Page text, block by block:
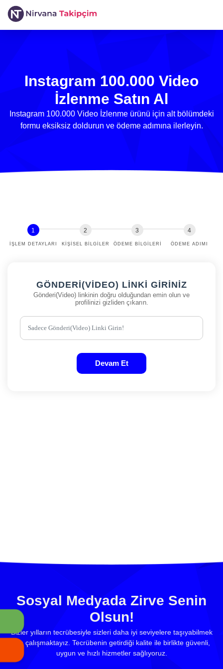
Instagram 100.000 Video
İzlenme Satın Al
Instagram 100.000 Video İzlenme ürünü için alt bölümdeki
formu eksiksiz doldurun ve ödeme adımına ilerleyin.
İŞLEM DETAYLARI KIŞISEL BILGILER ÖDEME BILGILERI ÖDEME ADIMI
GÖNDERI(VIDEO) LINKI GIRINIZ
Gönderi(Video) linkinin doğru olduğundan emin olun ve
profilinizi gizliden çıkarın.
Devam Et
Sosyal Medyada Zirve Senin
Olsun!
Bizler yılların tecrübesiyle sizleri daha iyi seviyelere taşıyabilmek
için çalışmaktayız. Tecrübenin getirdiği kalite ile birlikte güvenli,
uygun ve hızlı hizmetler sağlıyoruz.